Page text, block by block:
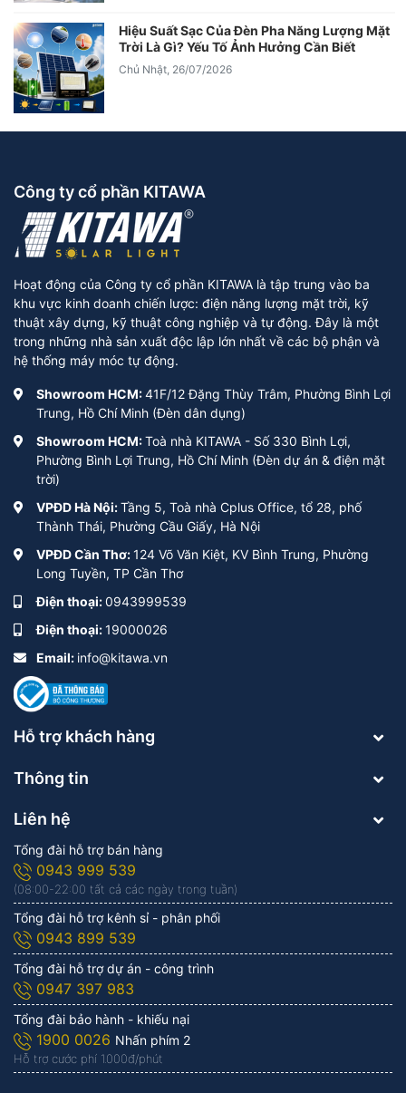
Hiệu Suất Sạc Của Đèn Pha Năng Lượng Mặt
Trời Là Gì? Yếu Tố Ảnh Hưởng Cần Biết
Chủ Nhật, 26/07/2026
Công ty cổ phần KITAWA
Hoạt động của Công ty cổ phần KITAWA là tập trung vào ba
khu vực kinh doanh chiến lược: điện năng lượng mặt trời, kỹ
thuật xây dựng, kỹ thuật công nghiệp và tự động. Đây là một
trong những nhà sản xuất độc lập lớn nhất về các bộ phận và
hệ thống máy móc tự động.
Showroom HCM:41F/12 Đặng Thùy Trâm, Phường Bình Lợi
Trung, Hồ Chí Minh (Đèn dân dụng)
Showroom HCM:Toà nhà KITAWA - Số 330 Bình Lợi,
Phường Bình Lợi Trung, Hồ Chí Minh (Đèn dự án & điện mặt
trời)
VPĐD Hà Nội:Tầng 5, Toà nhà Cplus Office, tổ 28, phố
Thành Thái, Phường Cầu Giấy, Hà Nội
VPĐD Cần Thơ:124 Võ Văn Kiệt, KV Bình Trung, Phường
Long Tuyền, TP Cần Thơ
Điện thoại:0943999539
Điện thoại:19000026
Email: info@kitawa.vn
Hỗ trợ khách hàng
Thông tin
Liên hệ
Tổng đài hỗ trợ bán hàng
0943 999 539
(08:00-22:00 tất cả các ngày trong tuần)
Tổng đài hỗ trợ kênh sỉ - phân phối
0943 899 539
Tổng đài hỗ trợ dự án - công trình
0947 397 983
Tổng đài bảo hành - khiếu nại
1900 0026 Nhấn phím 2
Hỗ trợ cước phí 1.000đ/phút